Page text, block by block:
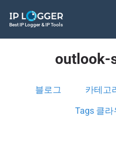
Best IP Logger & IP Tools
outlook-
블로그 카테고
Tags 클라